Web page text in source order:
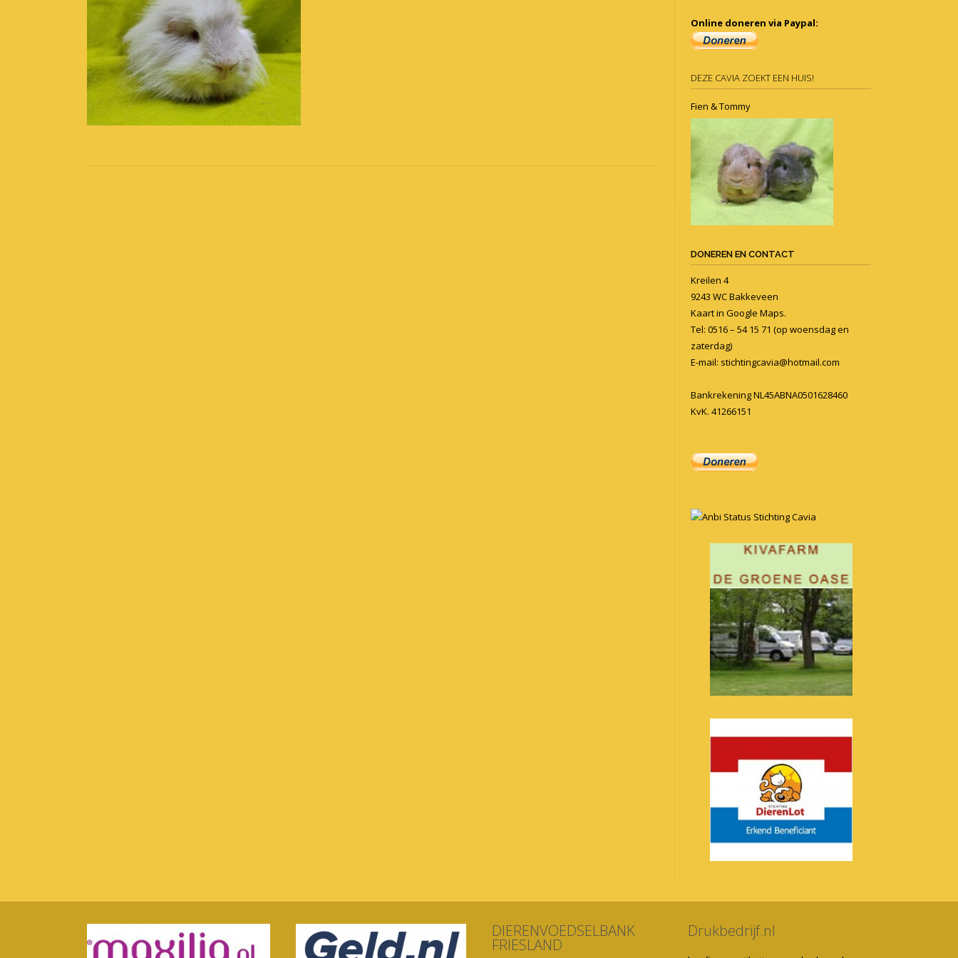
Online doneren via Paypal:
DEZE CAVIA ZOEKT EEN HUIS!
Fien & Tommy
DONEREN EN CONTACT
Kreilen 4
9243 WC Bakkeveen
Kaart in Google Maps.
Tel: 0516 – 54 15 71 (op woensdag en
zaterdag)
E-mail: stichtingcavia@hotmail.com
Bankrekening NL45ABNA0501628460
KvK. 41266151
Anbi Status Stichting Cavia
DIERENVOEDSELBANK
FRIESLAND
Drukbedrijf.nl